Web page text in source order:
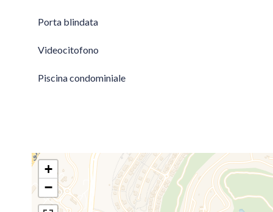
Porta blindata
Videocitofono
Piscina condominiale
+
−